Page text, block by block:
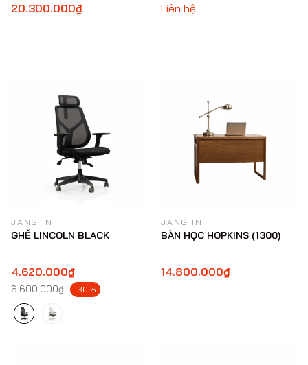
20.300.000₫ Liên hệ
JANG IN
GHẾ LINCOLN BLACK
4.620.000₫
6.600.000₫ -30%
JANG IN
BÀN HỌC HOPKINS (1300)
14.800.000₫